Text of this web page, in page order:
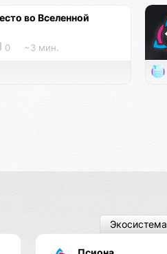
во Вселенной
0 ~3 мин.
Экосистема